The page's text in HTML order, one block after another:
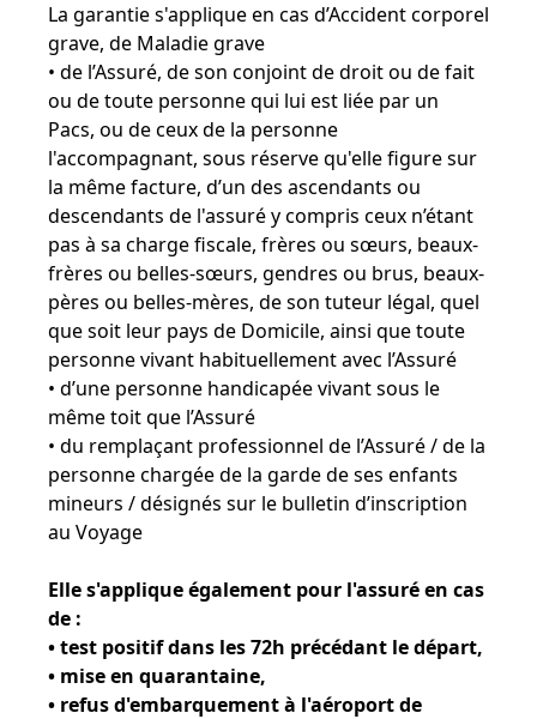
La garantie s'applique en cas d’Accident corporel
grave, de Maladie grave
• de l’Assuré, de son conjoint de droit ou de fait
ou de toute personne qui lui est liée par un
Pacs, ou de ceux de la personne
l'accompagnant, sous réserve qu'elle figure sur
la même facture, d’un des ascendants ou
descendants de l'assuré y compris ceux n’étant
pas à sa charge fiscale, frères ou sœurs, beaux-
frères ou belles-sœurs, gendres ou brus, beaux-
pères ou belles-mères, de son tuteur légal, quel
que soit leur pays de Domicile, ainsi que toute
personne vivant habituellement avec l’Assuré
• d’une personne handicapée vivant sous le
même toit que l’Assuré
• du remplaçant professionnel de l’Assuré / de la
personne chargée de la garde de ses enfants
mineurs / désignés sur le bulletin d’inscription
au Voyage
Elle s'applique également pour l'assuré en cas
de :
• test positif dans les 72h précédant le départ,
• mise en quarantaine,
• refus d'embarquement à l'aéroport de